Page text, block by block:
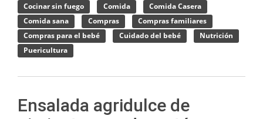
Cocinar sin fuego Comida
Comida Casera
Comida sana
Compras
Compras familiares
Compras para el bebé
Cuidado del bebé
Nutrición
Puericultura
Ensalada agridulce de